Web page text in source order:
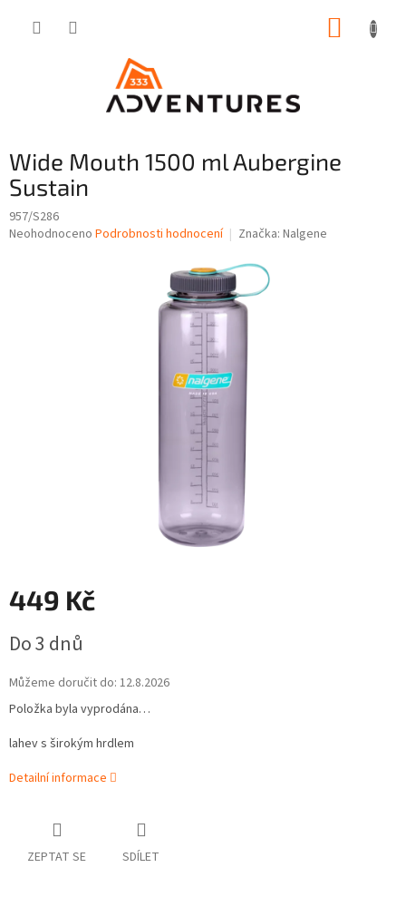
Wide Mouth 1500 ml Aubergine
Sustain
957/S286
Průměrné
Neohodnoceno Podrobnosti hodnocení Značka: Nalgene
449 Kč
cena:
Do 3 dnů
Můžeme doručit do: 12.8.2026
Položka byla vyprodána…
lahev s širokým hrdlem
Detailní informace
ZEPTAT SE SDÍLET